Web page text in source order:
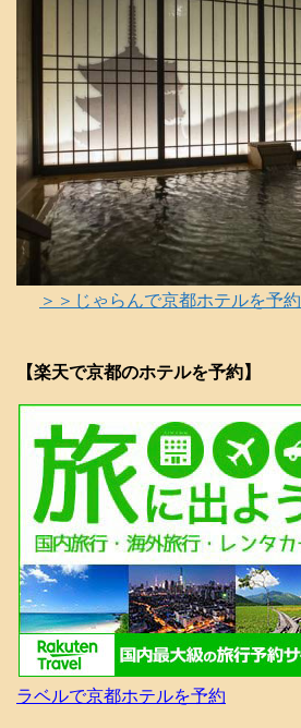
＞＞じゃらんで京都ホテルを予約
【楽天で京都のホテルを予約】
ラベルで京都ホテルを予約